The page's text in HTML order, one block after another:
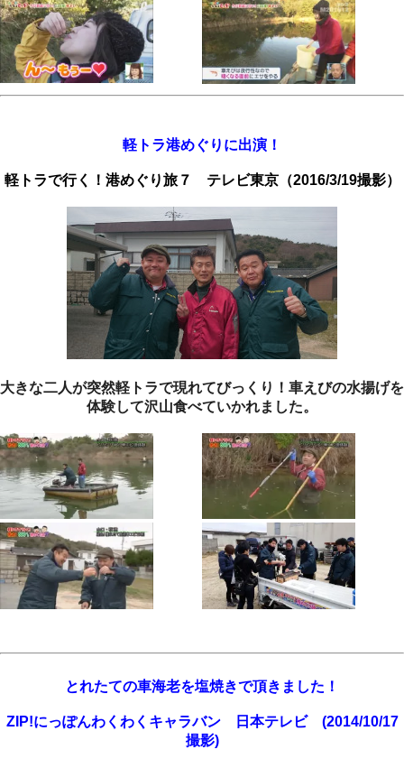
軽トラ港めぐりに出演！
軽トラで行く！港めぐり旅７ テレビ東京（2016/3/19撮影）
大きな二人が突然軽トラで現れてびっくり！車えびの水揚げを
体験して沢山食べていかれました。
とれたての車海老を塩焼きで頂きました！
ZIP!にっぽんわくわくキャラバン 日本テレビ (2014/10/17
撮影)